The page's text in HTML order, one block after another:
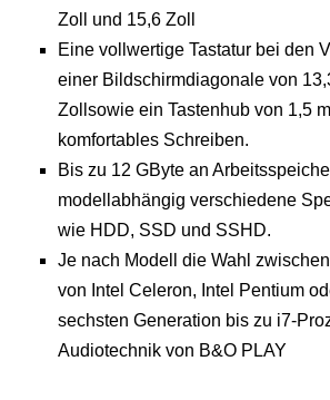
Zoll und 15,6 Zoll
Eine vollwertige Tastatur bei den
einer Bildschirmdiagonale von
Zollsowie ein Tastenhub von 1,5
komfortables Schreiben.
Bis zu 12 GByte an
modellabhängig verschiedene
wie HDD, SSD und SSHD.
Je nach Modell die Wahl
von Intel Celeron, Intel Pentium
sechsten Generation bis zu i7-
Audiotechnik von B&O PLAY